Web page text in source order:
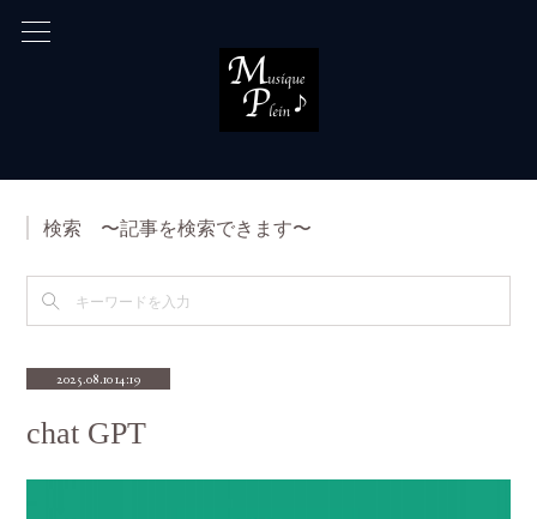
検索 〜記事を検索できます〜
2025.08.10 14:19
chat GPT